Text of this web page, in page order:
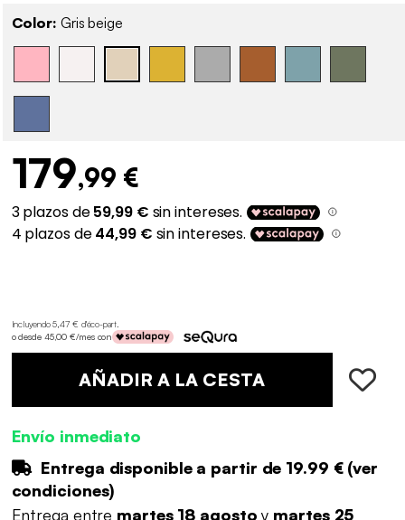
Color: Gris beige
179,99 €
Incluyendo 5,47 € d'éco-part.
o desde 45,00 €/mes con
AÑADIR A LA CESTA
Envío inmediato
Entrega disponible a partir de 19.99 €(ver
condiciones)
Entrega entre martes 18 agostoy martes 25